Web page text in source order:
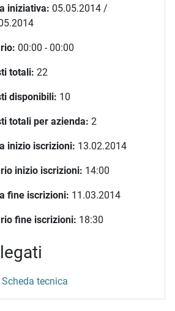
iniziativa: 05.05.2014 /
00:00 - 00:00
totali: 22
disponibili: 10
totali per azienda: 2
inizio iscrizioni: 13.02.2014
inizio iscrizioni: 14:00
fine iscrizioni: 11.03.2014
fine iscrizioni: 18:30
Scheda tecnica